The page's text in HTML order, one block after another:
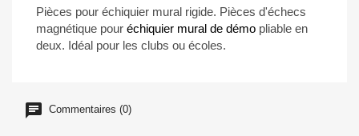
Pièces pour échiquier mural rigide. Pièces d'échecs
magnétique pour échiquier mural de démo pliable en
deux. Idéal pour les clubs ou écoles.
Commentaires (0)